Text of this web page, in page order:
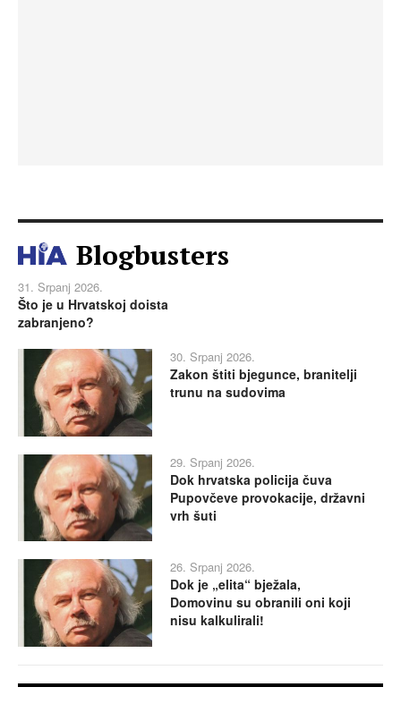
Blogbusters
31. Srpanj 2026.
Što je u Hrvatskoj doista
zabranjeno?
30. Srpanj 2026.
Zakon štiti bjegunce, branitelji
trunu na sudovima
29. Srpanj 2026.
Dok hrvatska policija čuva
Pupovčeve provokacije, državni
vrh šuti
26. Srpanj 2026.
Dok je „elita“ bježala,
Domovinu su obranili oni koji
nisu kalkulirali!